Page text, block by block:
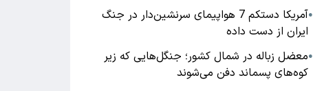
●
آمریکا دستکم 7 هواپیمای سرنشین‌دار در جنگ
ایران از دست داده
●معضل زباله در شمال کشور؛ جنگل‌هایی که زیر
کوه‌های پسماند دفن می‌شوند